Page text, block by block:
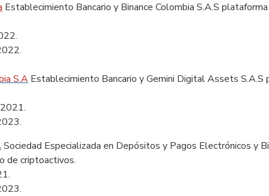
Establecimiento Bancario y Binance Colombia S.A.S
S.A Establecimiento Bancario y Gemini Digital Assets S.A.S
Sociedad Especializada en Depósitos y Pagos Electrónicos y
de criptoactivos.